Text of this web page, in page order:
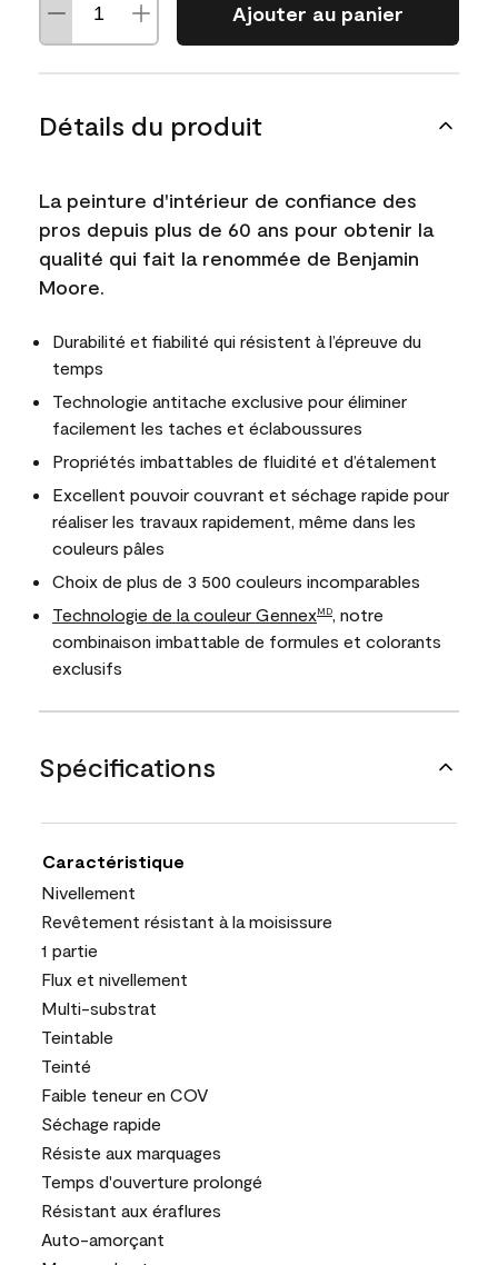
Ajouter au panier
Détails du produit
La peinture d'intérieur de confiance des
pros depuis plus de 60 ans pour obtenir la
qualité qui fait la renommée de Benjamin
Moore.
Durabilité et fiabilité qui résistent à l’épreuve du
temps
Technologie antitache exclusive pour éliminer
facilement les taches et éclaboussures
Propriétés imbattables de fluidité et d’étalement
Excellent pouvoir couvrant et séchage rapide pour
réaliser les travaux rapidement, même dans les
couleurs pâles
Choix de plus de 3 500 couleurs incomparables
Technologie de la couleur GennexMD
, notre
combinaison imbattable de formules et colorants
exclusifs
Spécifications
Caractéristique
Nivellement
Revêtement résistant à la moisissure
1 partie
Flux et nivellement
Multi-substrat
Teintable
Teinté
Faible teneur en COV
Séchage rapide
Résiste aux marquages
Temps d'ouverture prolongé
Résistant aux éraflures
Auto-amorçant